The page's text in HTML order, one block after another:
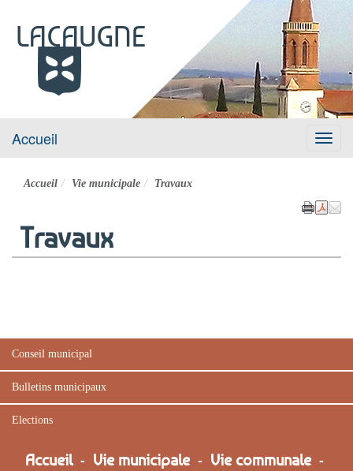
LACAUGNE
Menu
Accueil
Accueil Vie municipale Travaux
Travaux
Conseil municipal
Bulletins municipaux
Elections
Accueil - Vie municipale - Vie communale -